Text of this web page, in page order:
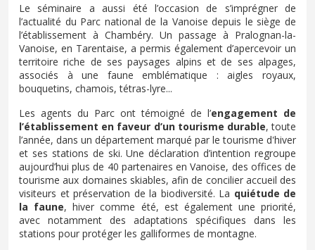
Le séminaire a aussi été l’occasion de s’imprégner de
l’actualité du Parc national de la Vanoise depuis le siège de
l’établissement à Chambéry. Un passage à Pralognan-la-
Vanoise, en Tarentaise, a permis également d’apercevoir un
territoire riche de ses paysages alpins et de ses alpages,
associés à une faune emblématique : aigles royaux,
bouquetins, chamois, tétras-lyre...
Les agents du Parc ont témoigné de l’engagement de
l’établissement en faveur d’un tourisme durable, toute
l’année, dans un département marqué par le tourisme d'hiver
et ses stations de ski. Une déclaration d’intention regroupe
aujourd’hui plus de 40 partenaires en Vanoise, des offices de
tourisme aux domaines skiables, afin de concilier accueil des
visiteurs et préservation de la biodiversité. La quiétude de
la faune, hiver comme été, est également une priorité,
avec notamment des adaptations spécifiques dans les
stations pour protéger les galliformes de montagne.